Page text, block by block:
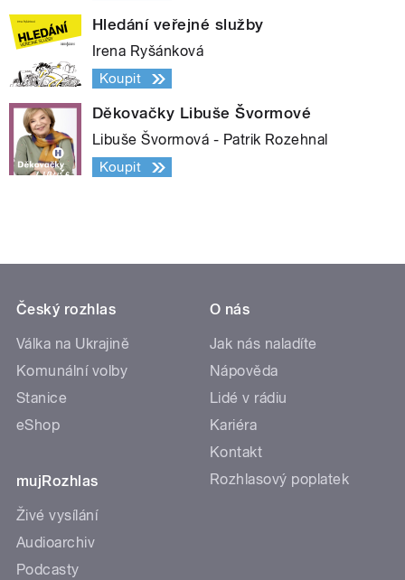
Hledání veřejné služby
Irena Ryšánková
Koupit
Děkovačky Libuše Švormové
Libuše Švormová - Patrik Rozehnal
Koupit
Český rozhlas
Válka na Ukrajině
Komunální volby
Stanice
eShop
mujRozhlas
Živé vysílání
Audioarchiv
Podcasty
O nás
Jak nás naladíte
Nápověda
Lidé v rádiu
Kariéra
Kontakt
Rozhlasový poplatek